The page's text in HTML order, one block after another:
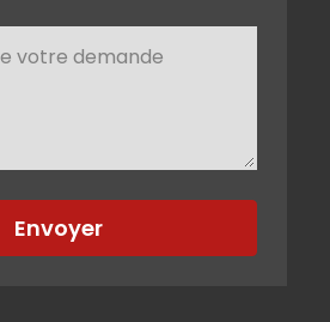
Envoyer